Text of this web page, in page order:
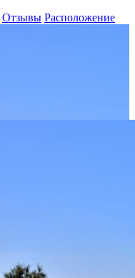
Отзывы Расположение